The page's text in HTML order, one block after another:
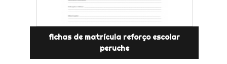
fichas de matrícula reforço escolar
peruche